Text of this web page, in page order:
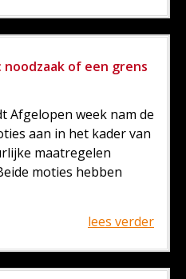
of een grens
Afgelopen week nam de
aan in het kader van
maatregelen
moties hebben
lees verder